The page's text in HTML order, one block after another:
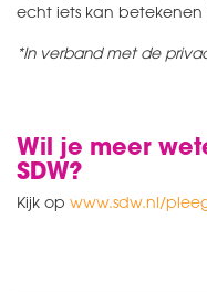
echt iets kan
*In verband met de
Wil je meer
SDW?
Kijk op www.sdw.nl/